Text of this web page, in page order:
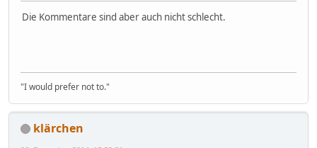
Die Kommentare sind aber auch nicht schlecht.
"I would prefer not to."
klärchen